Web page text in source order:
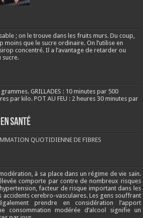
; on le trouve dans les fruits murs. Du coup,
moins que le sucre ordinaire. On l’utilise en
concentré. Il a l’avantage de retarder ou
sucre.
GRILLADES : 10 minutes par 500
par kilo. POT AU FEU : 2 heures 30 minutes par
santé
QUOTIDIENNE DE FIBRES
à sa place dans un régime de vie sain.
comporte par contre de nombreux risques
facteur de risque important dans les
accidents cerebro-vasculaires. Les gens souffrant
prendre en considération l’apport
consommation modérée d’alcool signifie un